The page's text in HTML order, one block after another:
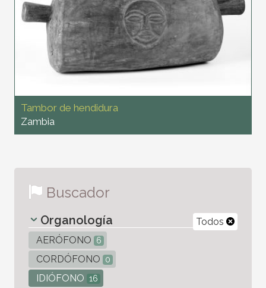
Tambor de hendidura
Zambia
Buscador
Todos
Organología
AERÓFONO 6
CORDÓFONO 0
IDIÓFONO 16